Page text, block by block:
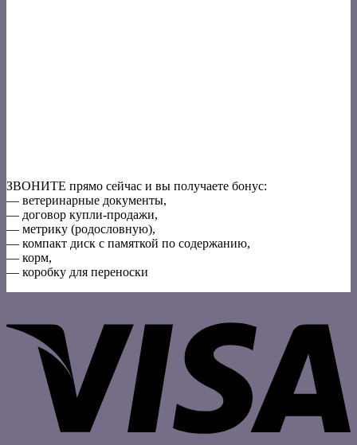
ЗВОНИТЕ прямо сейчас и вы получаете бонус:
— ветеринарные документы,
— договор купли-продажи,
— метрику (родословную),
— компакт диск с памяткой по содержанию,
— корм,
— коробку для переноски